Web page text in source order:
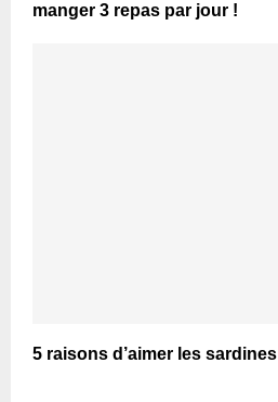
manger 3 repas par jour !
5 raisons d’aimer les sardines